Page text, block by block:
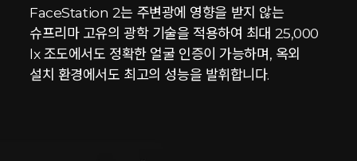
FaceStation 2는 주변광에 영향을 받지 않는
슈프리마 고유의 광학 기술을 적용하여 최대 25,000
lx 조도에서도 정확한 얼굴 인증이 가능하며, 옥외
설치 환경에서도 최고의 성능을 발휘합니다.